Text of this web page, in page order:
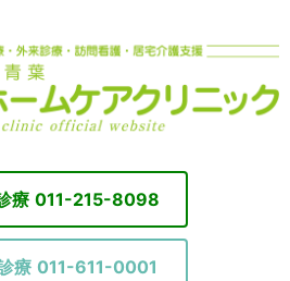
療 011-215-8098
療 011-611-0001